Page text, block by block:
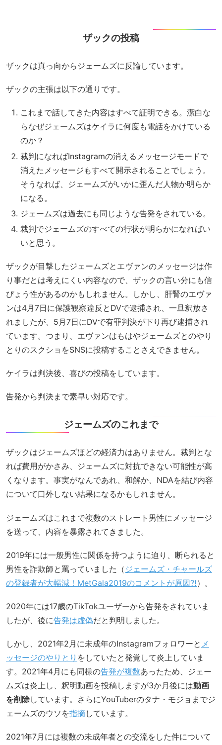
ザックの投稿
ザックは真っ向からジェームズに反論しています。
ザックの主張は以下の通りです。
これまで話してきた内容はすべて証明できる。潔白な
らなぜジェームズはケイラに何度も電話をかけている
のか？
裁判になればInstagramの消えるメッセージモードで
消えたメッセージもすべて開示されることでしょう。
そうなれば、ジェームズがいかに歪んだ人物か明らか
になる。
ジェームズは過去にも同じような告発をされている。
裁判でジェームズのすべての行状が明らかになればい
いと思う。
ザックが目撃したジェームズとエヴァンのメッセージは作
り事だとは考えにくい内容なので、ザックの言い分にも信
ぴょう性があるのかもしれません。しかし、肝腎のエヴァ
ンは4月7日に保護観察違反とDVで逮捕され、一旦釈放さ
れましたが、5月7日にDVで有罪判決が下り再び逮捕され
ています。つまり、エヴァンはもはやジェームズとのやり
とりのスクショをSNSに投稿することさえできません。
ケイラは判決後、喜びの投稿をしています。
告発から判決まで素早い対応です。
ジェームズのこれまで
ザックはジェームズほどの経済力はありません。裁判とな
れば費用がかさみ、ジェームズに対抗できない可能性が高
くなります。事実がなんであれ、和解か、NDAを結び内容
について口外しない結果になるかもしれません。
ジェームズはこれまで複数のストレート男性にメッセージ
を送って、内容を暴露されてきました。
2019年には一般男性に関係を持つように迫り、断られると
男性を詐欺師と罵っていました（ ジェームズ・チャールズ
の登録者が大幅減！MetGala2019のコメントが原因⁈ ）。
2020年には17歳のTikTokユーザーから告発をされていま
したが、後に告発は虚偽だと判明しました。
しかし、2021年2月に未成年のInstagramフォロワーと メ
ッセージのやりとり をしていたと発覚して炎上していま
す。2021年4月にも同様の告発が複数あったため、ジェー
ムズは炎上し、釈明動画を投稿しますが3か月後には動画
を削除しています。さらにYouTuberのタナ・モジョまでジ
ェームズのウソを指摘しています。
2021年7月には複数の未成年者との交流をした件について